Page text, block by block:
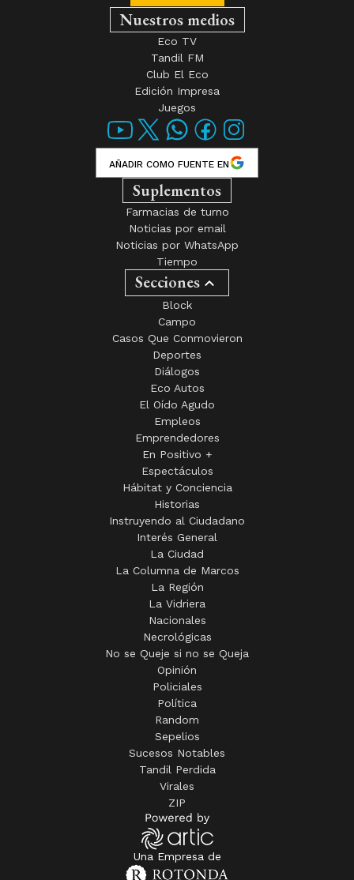
Nuestros medios
Eco TV
Tandil FM
Club El Eco
Edición Impresa
Juegos
AÑADIR COMO FUENTE EN
Suplementos
Farmacias de turno
Noticias por email
Noticias por WhatsApp
Tiempo
Secciones
Block
Campo
Casos Que Conmovieron
Deportes
Diálogos
Eco Autos
El Oído Agudo
Empleos
Emprendedores
En Positivo +
Espectáculos
Hábitat y Conciencia
Historias
Instruyendo al Ciudadano
Interés General
La Ciudad
La Columna de Marcos
La Región
La Vidriera
Nacionales
Necrológicas
No se Queje si no se Queja
Opinión
Policiales
Política
Random
Sepelios
Sucesos Notables
Tandil Perdida
Virales
ZIP
Una Empresa de